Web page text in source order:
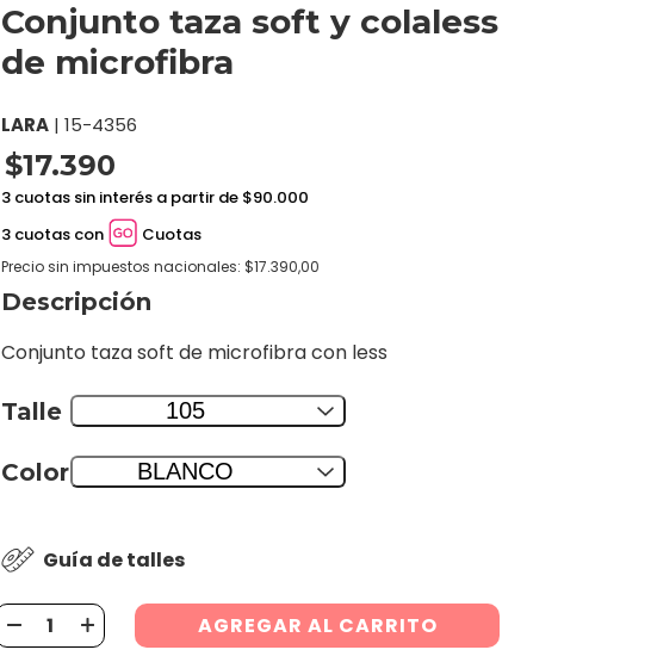
Conjunto taza soft y colaless
de microfibra
LARA | 15-4356
$17.390
3 cuotas sin interés a partir de $90.000
3 cuotas con
Cuotas
Precio sin impuestos nacionales: $17.390,00
Descripción
Conjunto taza soft de microfibra con less
Color BLANCO
Talle 105
Guía de talles